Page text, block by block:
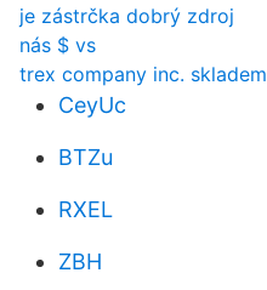
je zástrčka dobrý zdroj
nás $ vs
trex company inc. skladem
CeyUc
BTZu
RXEL
ZBH